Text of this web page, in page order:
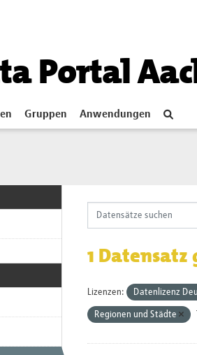
Portal
Gruppen Anwendungen
1
Lizenzen: Datenlizenz
Regionen und Städte